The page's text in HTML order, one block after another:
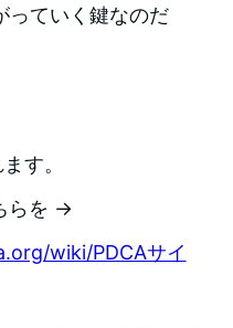
っていく鍵なのだ
す。
らを →
wiki/PDCAサイ